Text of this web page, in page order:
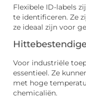
Flexibele ID-labels
te identificeren. Ze
ze ideaal zijn voor
Voor industriële
essentieel. Ze
met hoge
chemicaliën.